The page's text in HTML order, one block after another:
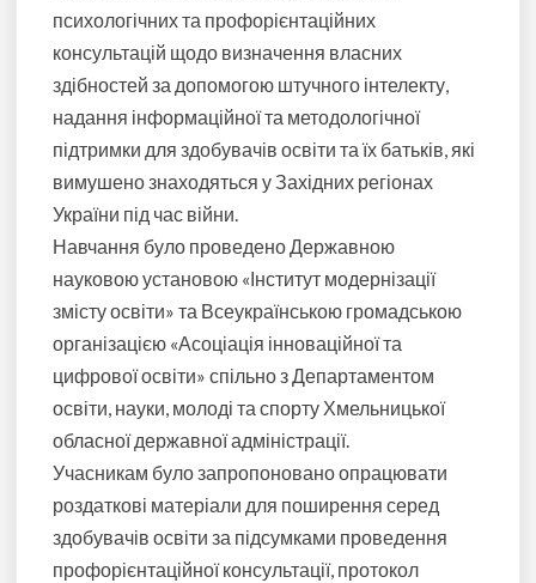
психологічних та профорієнтаційних
консультацій щодо визначення власних
здібностей за допомогою штучного інтелекту,
надання інформаційної та методологічної
підтримки для здобувачів освіти та їх батьків, які
вимушено знаходяться у Західних регіонах
України під час війни.
Навчання було проведено Державною
науковою установою «Інститут модернізації
змісту освіти» та Всеукраїнською громадською
організацією «Асоціація інноваційної та
цифрової освіти» спільно з Департаментом
освіти, науки, молоді та спорту Хмельницької
обласної державної адміністрації.
Учасникам було запропоновано опрацювати
роздаткові матеріали для поширення серед
здобувачів освіти за підсумками проведення
профорієнтаційної консультації, протокол